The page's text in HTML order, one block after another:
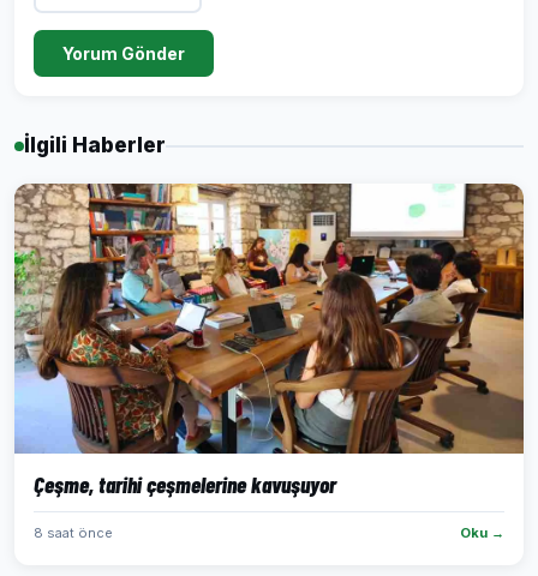
Yorum Gönder
İlgili Haberler
Çeşme, tarihi çeşmelerine kavuşuyor
8 saat önce Oku →